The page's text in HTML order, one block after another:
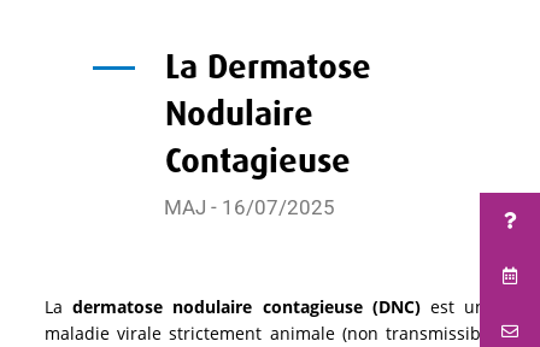
La Dermatose
Nodulaire
Contagieuse
MAJ - 16/07/2025
Ladermatose nodulaire contagieuse (DNC)est une
maladie virale strictement animale (non transmissible